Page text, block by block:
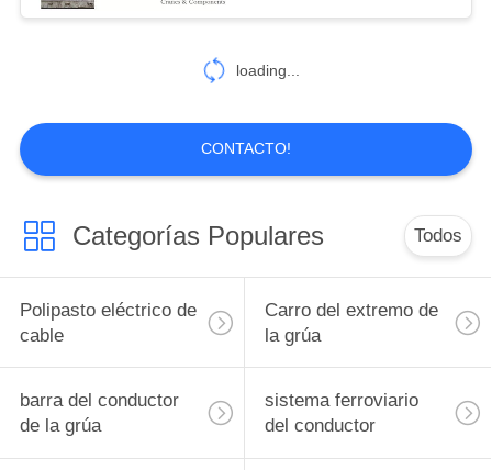
loading...
CONTACTO!
Categorías Populares Todos
Polipasto eléctrico de
cable
Carro del extremo de
la grúa
barra del conductor
de la grúa
sistema ferroviario
del conductor